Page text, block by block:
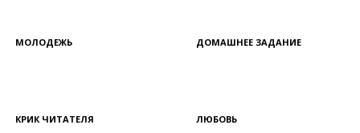
МОЛОДЕЖЬ ДОМАШНЕЕ ЗАДАНИЕ
КРИК ЧИТАТЕЛЯ ЛЮБОВЬ